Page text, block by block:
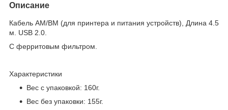
Описание
Кабель AM/BM (для принтера и питания устройств), Длина 4.5
м. USB 2.0.
С ферритовым фильтром.
Характеристики
Вес с упаковкой: 160г.
Вес без упаковки: 155г.